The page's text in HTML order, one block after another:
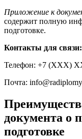
Приложение к
содержит полную
подготовке.
Контакты для связи:
Телефон: +7 (ХХХ)
Почта:
документа о
подготовке